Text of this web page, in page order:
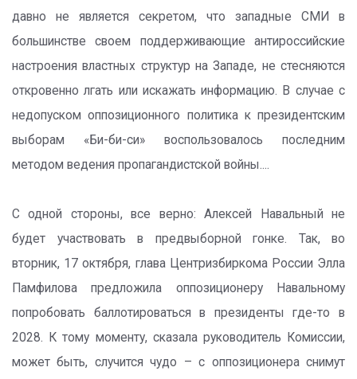
давно не является секретом, что западные СМИ в
большинстве своем поддерживающие антироссийские
настроения властных структур на Западе, не стесняются
откровенно лгать или искажать информацию. В случае с
недопуском оппозиционного политика к президентским
выборам «Би-би-си» воспользовалось последним
методом ведения пропагандистской войны....
С одной стороны, все верно: Алексей Навальный не
будет участвовать в предвыборной гонке. Так, во
вторник, 17 октября, глава Центризбиркома России Элла
Памфилова предложила оппозиционеру Навальному
попробовать баллотироваться в президенты где-то в
2028. К тому моменту, сказала руководитель Комиссии,
может быть, случится чудо – с оппозиционера снимут